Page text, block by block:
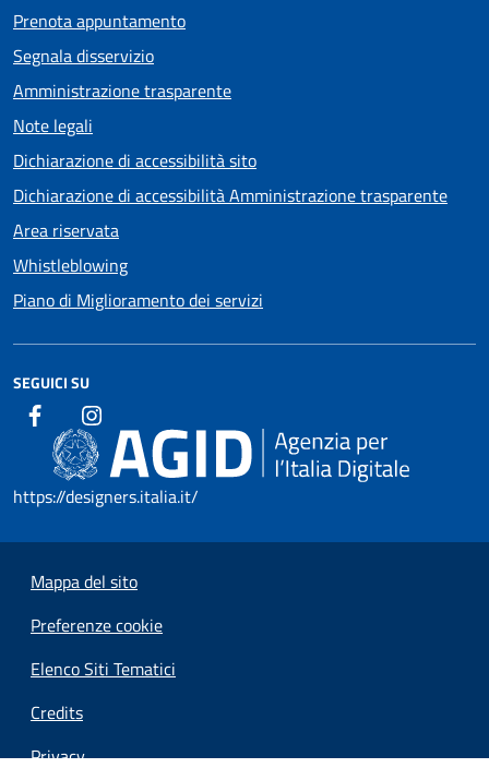
Prenota appuntamento
Segnala disservizio
Amministrazione trasparente
Note legali
Dichiarazione di accessibilità sito
Dichiarazione di accessibilità Amministrazione trasparente
Area riservata
Whistleblowing
Piano di Miglioramento dei servizi
SEGUICI SU
https://designers.italia.it/
Mappa del sito
Preferenze cookie
Elenco Siti Tematici
Credits
Privacy